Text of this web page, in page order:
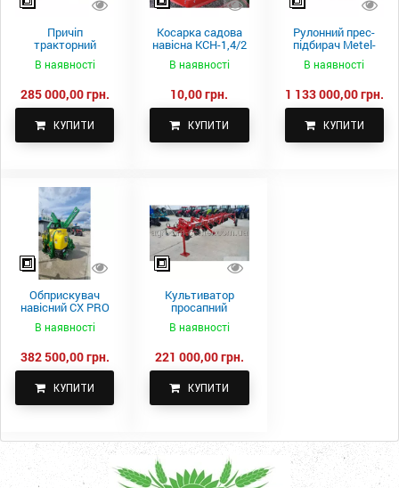
Причіп
тракторний
самоскидний
Spike 2 ПТС-4
В наявності
285 000,00 грн.
КУПИТИ
Косарка садова
навісна КСН-1,4/2
В наявності
10,00 грн.
КУПИТИ
Рулонний прес-
підбирач Metel-
Fach Z 587
В наявності
1 133 000,00 грн.
КУПИТИ
Обприскувач
навісний CX PRO
В наявності
382 500,00 грн.
КУПИТИ
Культиватор
просапний
КПН-5,6-05
В наявності
221 000,00 грн.
КУПИТИ